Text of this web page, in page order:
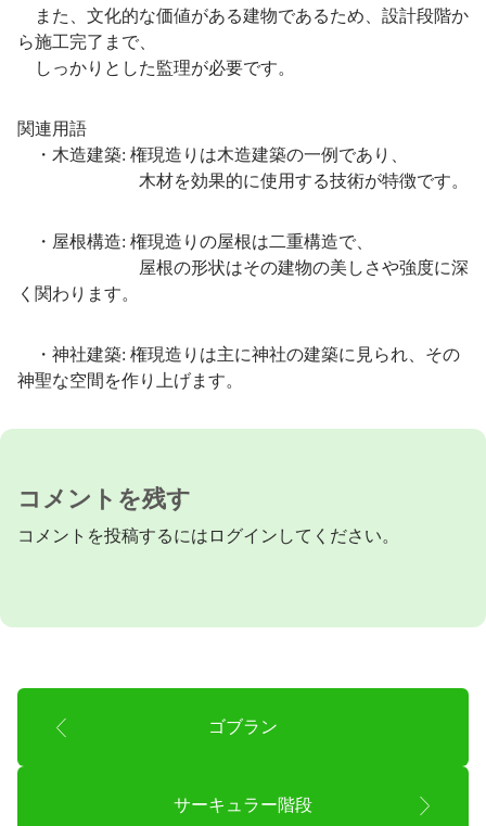
また、文化的な価値がある建物であるため、設計段階か
ら施工完了まで、
しっかりとした監理が必要です。
関連用語
・木造建築: 権現造りは木造建築の一例であり、
木材を効果的に使用する技術が特徴です。
・屋根構造: 権現造りの屋根は二重構造で、
屋根の形状はその建物の美しさや強度に深
く関わります。
・神社建築: 権現造りは主に神社の建築に見られ、その
神聖な空間を作り上げます。
コメントを残す
コメントを投稿するには ログイン してください。
ゴブラン
サーキュラー階段